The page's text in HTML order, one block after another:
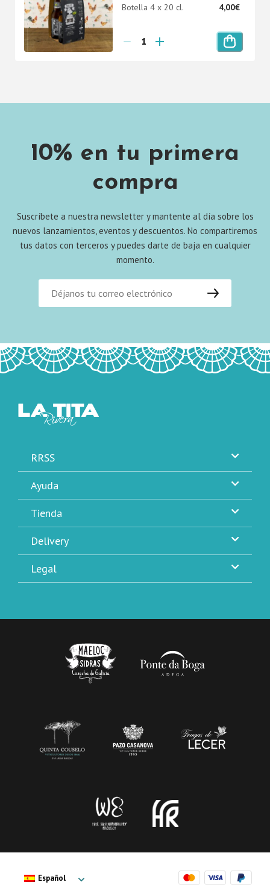
Botella 4 x 20 cl. 4,00€
10% en tu primera
compra
Suscríbete a nuestra newsletter y mantente al día sobre los
nuevos lanzamientos, eventos y descuentos. No compartiremos
tus datos con terceros y puedes darte de baja en cualquier
momento.
RRSS
Ayuda
Tienda
Delivery
Legal
Español